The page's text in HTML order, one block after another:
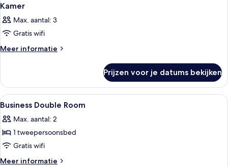
Kamer
Max. aantal: 3
Gratis wifi
Meer informatie
Meer
Prijzen voor je datums bekijken
Alle
foto's
voor
Business
Double
Room
Een hotelkamer met een bed, een
5
Business Double Room
Max. aantal: 2
1 tweepersoonsbed
Gratis wifi
Meer informatie
Meer